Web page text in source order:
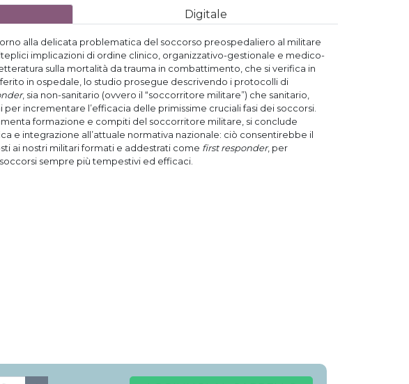
Digitale
alla delicata problematica del soccorso preospedaliero al militare
implicazioni di ordine clinico, organizzativo-gestionale e medico-
sulla mortalità da trauma in combattimento, che si verifica in
in ospedale, lo studio prosegue descrivendo i protocolli di
, sia non-sanitario (ovvero il “soccorritore militare”) che sanitario,
incrementare l’efficacia delle primissime cruciali fasi dei soccorsi.
formazione e compiti del soccorritore militare, si conclude
e integrazione all’attuale normativa nazionale: ciò consentirebbe il
ai nostri militari formati e addestrati come first responder, per
sempre più tempestivi ed efficaci.